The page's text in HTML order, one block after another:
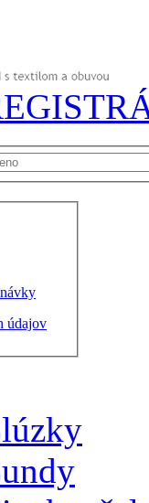
údajov